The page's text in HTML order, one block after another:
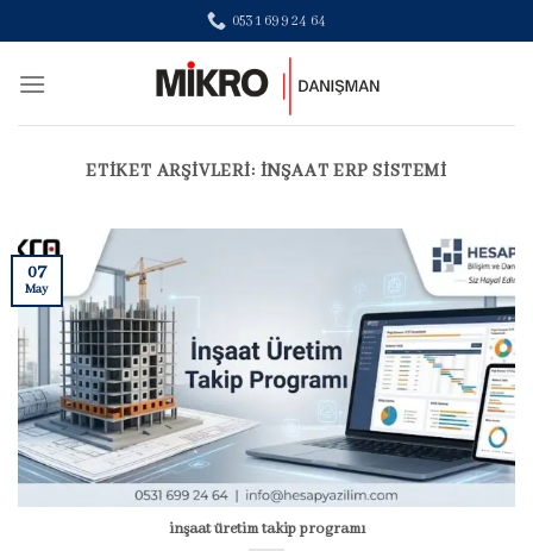
to
content
0531 699 24 64
ETIKET ARŞIVLERI: INŞAAT ERP SISTEMI
inşaat üretim takip programı
07
May